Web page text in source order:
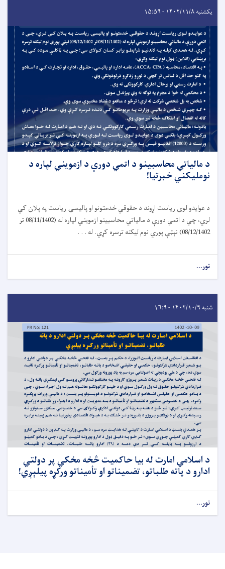
یکشنبه ۱۴۰۲/۱۱/۸ - ۱۵:۵۹
د مالياتي محاسبينو د اتمي دورې د ازمويني لپاره د
نومليکني خبرتیا!
د عوایدو لوی ریاست اړوند د حقوقي خدمتونو او پالیسۍ ریاست په پلان کي
لري، چي د اتمي دورې د مالیاتي محاسبینو ازمویني لپاره له (08/11/1402 تر
08/12/1402) نېټې پوري نوم لیکنه ترسره کړي. له . . .
نور...
شنبه ۱۴۰۲/۱۰/۹ - ۱۶:۹
د اسلامي امارت له بیا حاکمیت څخه مخکي پر دولتي
ادارو د پاته طلباتو، تضمیناتو او تأمیناتو ورکړه پیلېږي!
نور...